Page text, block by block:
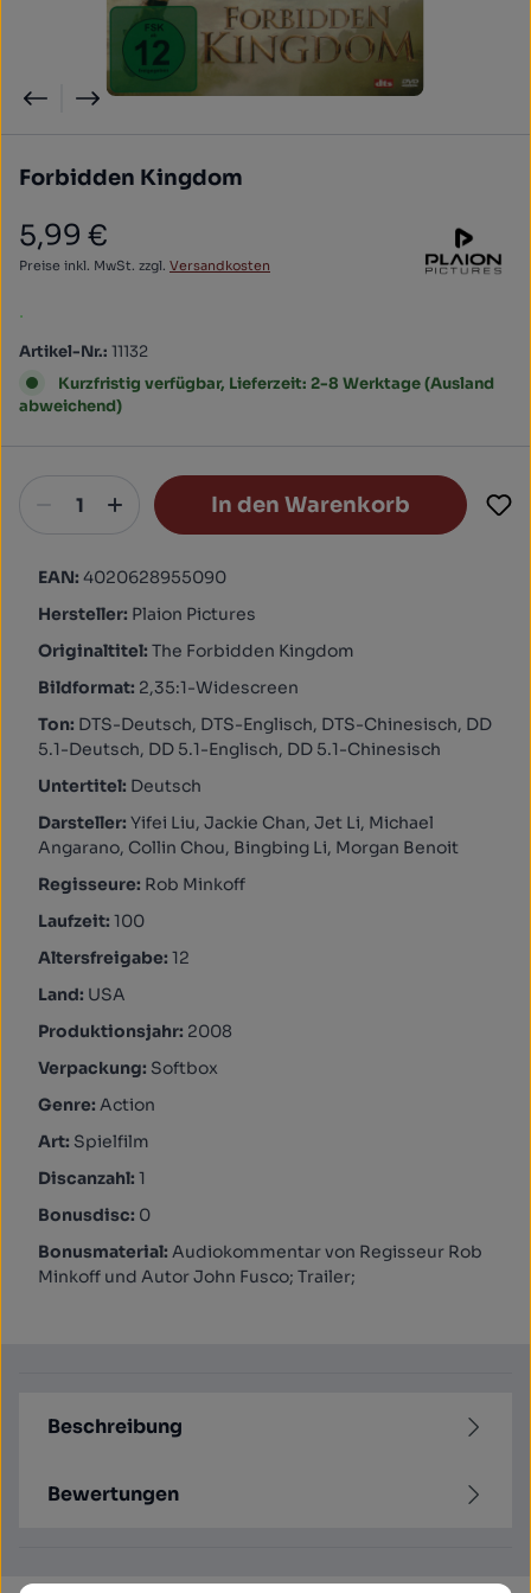
Forbidden Kingdom
Regulärer Preis:
5,99 €
Preise inkl. MwSt. zzgl. Versandkosten
.
Artikel-Nr.: 11132
Kurzfristig verfügbar, Lieferzeit: 2-8 Werktage (Ausland
abweichend)
In den Warenkorb
EAN: 4020628955090
Hersteller: Plaion Pictures
Originaltitel: The Forbidden Kingdom
Bildformat: 2,35:1-Widescreen
Ton: DTS-Deutsch, DTS-Englisch, DTS-Chinesisch, DD
5.1-Deutsch, DD 5.1-Englisch, DD 5.1-Chinesisch
Untertitel: Deutsch
Darsteller: Yifei Liu, Jackie Chan, Jet Li, Michael
Angarano, Collin Chou, Bingbing Li, Morgan Benoit
Regisseure: Rob Minkoff
Laufzeit: 100
Altersfreigabe: 12
Land: USA
Produktionsjahr: 2008
Verpackung: Softbox
Genre: Action
Art: Spielfilm
Discanzahl: 1
Bonusdisc: 0
Bonusmaterial: Audiokommentar von Regisseur Rob
Minkoff und Autor John Fusco; Trailer;
Beschreibung
Bewertungen